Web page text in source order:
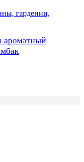
гардении,
ароматный